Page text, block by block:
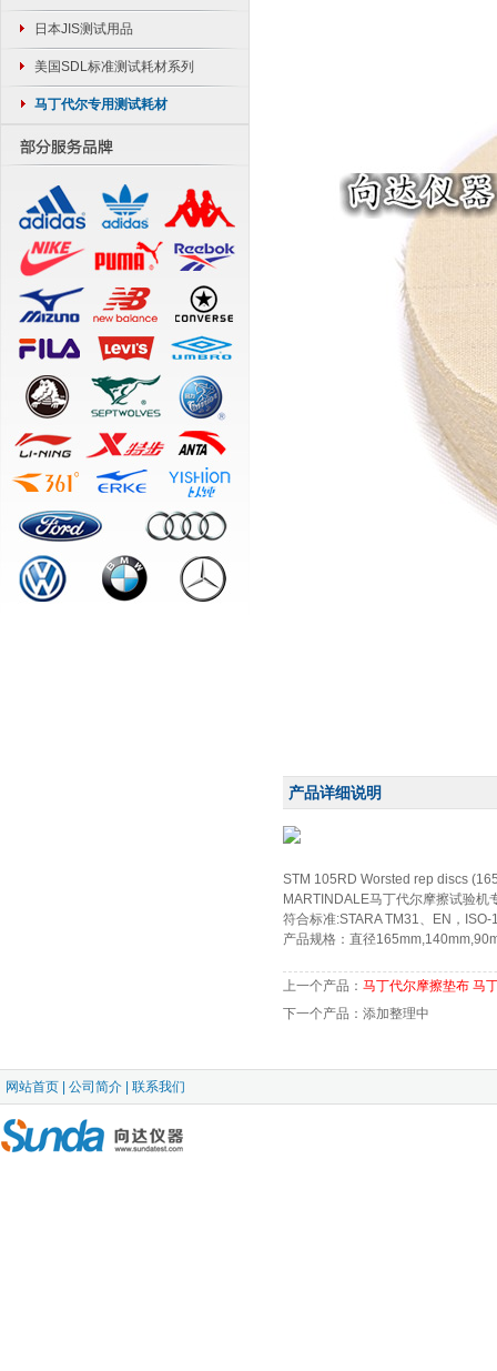
日本JIS测试用品
美国SDL标准测试耗材系列
马丁代尔专用测试耗材
产品详细说明
STM 105RD Worsted rep discs
MARTINDALE马丁代尔摩擦试验机
符合标准:STARA TM31、EN，ISO-
产品规格：直径
上一个产品： 马丁代尔摩擦垫布 马
下一个产品：添加整理中
网站首页 公司简介 联系我们